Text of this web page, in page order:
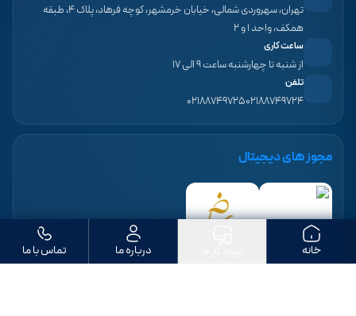
تهران، سهروردی شمالی، خیابان خرمشهر، کوچه فرهاد، پلاک ۴، طبقه
همکف، واحد ۱ و ۲
ساعت کاری
از شنبه تا چهارشنبه ساعت ۹ الی ۱۷
تلفن
۰۲۱۸۸۷۴۹۷۲۴۰۲۱۸۸۷۴۹۷۲۵
مجوز های دیجیتال
خانه درباره ما تماس با ما